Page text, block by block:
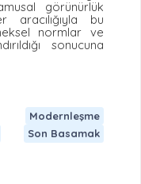
görünürlük
aracılığıyla bu
normlar ve
sonucuna
Modernleşme
Son Basamak